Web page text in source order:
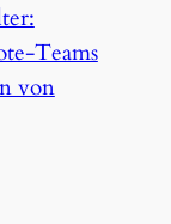
Teams
von